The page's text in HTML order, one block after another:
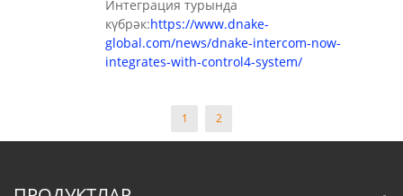
Интеграция турында
күбрәк:https://www.dnake-
global.com/news/dnake-intercom-now-
integrates-with-control4-system/
1 2